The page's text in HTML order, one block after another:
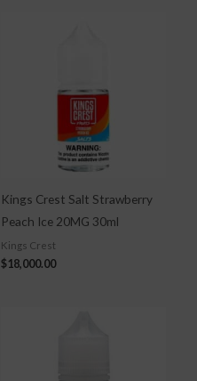
Kings Crest Salt Strawberry
Peach Ice 20MG 30ml
Kings Crest
$18,000.00